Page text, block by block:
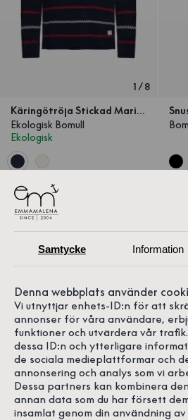
1 /8
Käringötröja Stickad Marinblå
Ekologisk Bomull
Ekologisk
999 SEK
Samtycke Information
Denna webbplats använder
Vi utnyttjar enhets-ID:n för att
annonser för våra användare,
funktioner och utvärdera vår
dessa ID:n och ytterligare
de sociala medieplattformar och
annonsering och analys som vi
Dessa partners kan kombinera
annan data som du har försett
insamlat genom din användning